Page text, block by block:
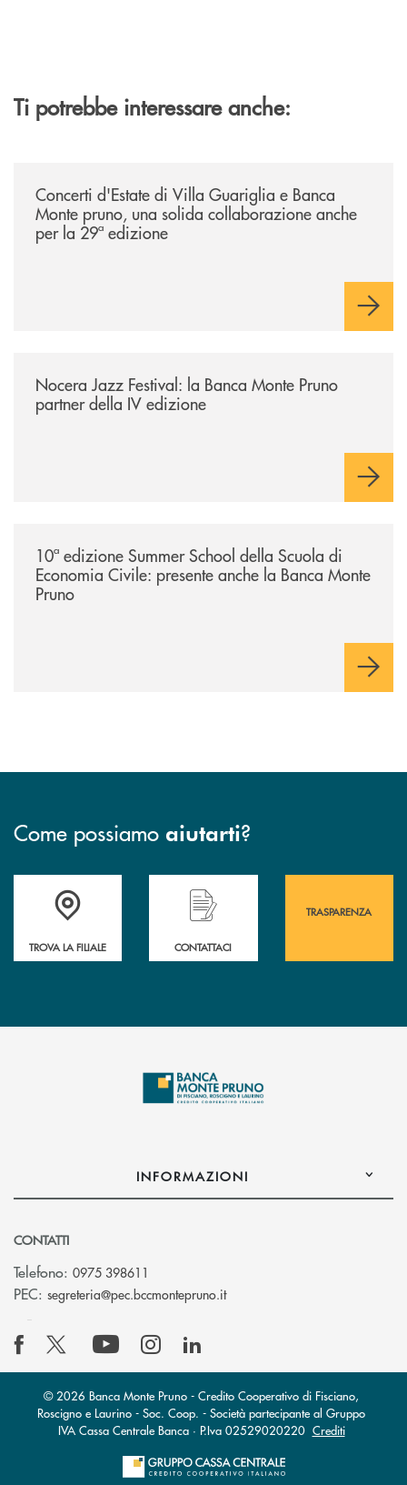
Ti potrebbe interessare anche:
Concerti d'Estate di Villa Guariglia e Banca
Monte pruno, una solida collaborazione anche
per la 29ª edizione
Nocera Jazz Festival: la Banca Monte Pruno
partner della IV edizione
10ª edizione Summer School della Scuola di
Economia Civile: presente anche la Banca Monte
Pruno
Come possiamo aiutarti?
Accedi all' elenco completo&nbsp; delle&nbsp; filiali&nbsp; di Banca
TROVA LA FILIALE
Hai bisogno di assistenza immediata?
CONTATTACI
TRASPARENZA
INFORMAZIONI
CONTATTI
Telefono: 0975 398611
PEC: segreteria@pec.bccmontepruno.it(si apre l’app di posta
© 2026 Banca Monte Pruno - Credito Cooperativo di Fisciano,
Roscigno e Laurino - Soc. Coop. - Società partecipante al Gruppo
IVA Cassa Centrale Banca · P.Iva 02529020220 Crediti